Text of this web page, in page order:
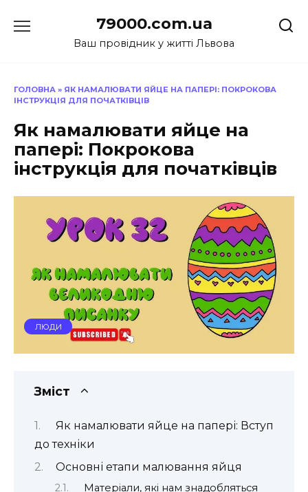
до
79000.com.ua
Ваш провідник у житті Львова
ГОЛОВНА » ЯК НАМАЛЮВАТИ ЯЙЦЕ НА ПАПЕРІ: ПОКРОКОВА
ІНСТРУКЦІЯ ДЛЯ ПОЧАТКІВЦІВ
Як намалювати яйце на
папері: Покрокова
інструкція для початківців
ЛЮДИ
Зміст
Як намалювати яйце на папері: Вступ
до техніки
Основні етапи малювання яйця
Матеріали, які нам знадобляться